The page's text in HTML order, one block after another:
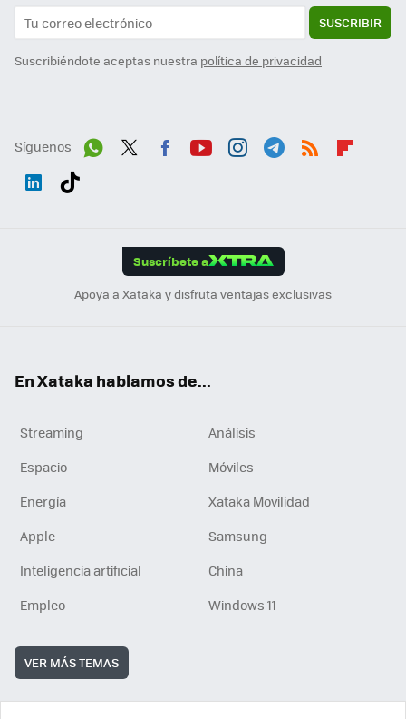
SUSCRIBIR
Suscribiéndote aceptas nuestra política de privacidad
Síguenos
Suscríbete a
Apoya a Xataka y disfruta ventajas exclusivas
En Xataka hablamos de...
Streaming
Análisis
Espacio
Móviles
Energía
Xataka Movilidad
Apple
Samsung
Inteligencia artificial
China
Empleo
Windows 11
VER MÁS TEMAS